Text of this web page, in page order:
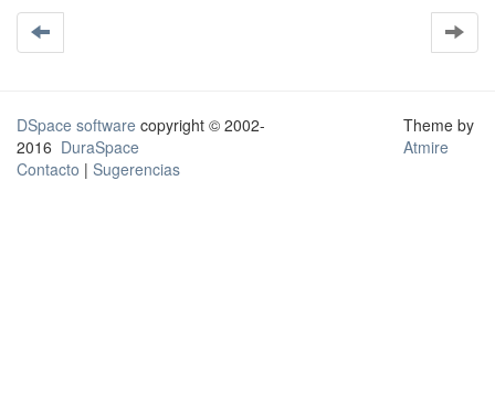
DSpace software copyright © 2002-
2016 DuraSpace
Contacto | Sugerencias
Theme by
Atmire